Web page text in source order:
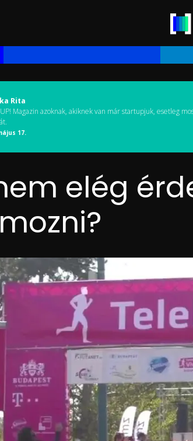
Rita
Magazin azoknak, akiknek van már startupjuk, esetleg
17.
elég